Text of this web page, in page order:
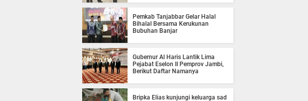
Pemkab Tanjabbar Gelar Halal
Bihalal Bersama Kerukunan
Bubuhan Banjar
Gubernur Al Haris Lantik Lima
Pejabat Eselon II Pemprov Jambi,
Berikut Daftar Namanya
Bripka Elias kunjungi keluarga sad